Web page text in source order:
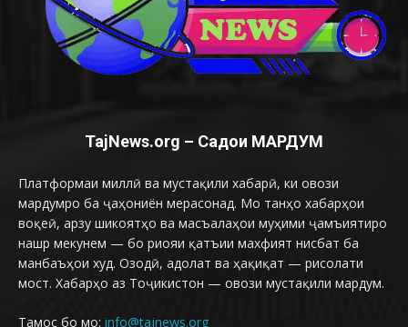
TajNews.org – Садои МАРДУМ
Платформаи миллӣ ва мустақили хабарӣ, ки овози
мардумро ба ҷаҳониён мерасонад. Мо танҳо хабарҳои
воқеӣ, арзу шикоятҳо ва масъалаҳои муҳими ҷамъиятиро
нашр мекунем — бо риояи қатъии махфият нисбат ба
манбаъҳои худ. Озодӣ, адолат ва ҳақиқат — рисолати
мост. Хабарҳо аз Тоҷикистон — овози мустақили мардум.
Тамос бо мо: info@tajnews.org